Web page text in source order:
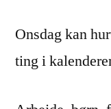
Onsdag kan
ting i